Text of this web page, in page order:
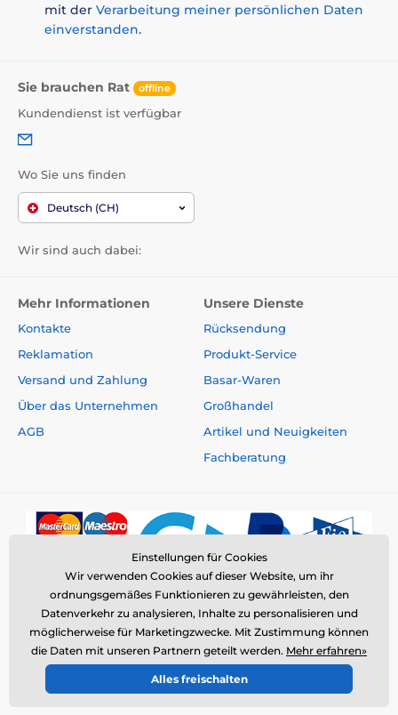
mit der Verarbeitung meiner persönlichen Daten
einverstanden.
Sie brauchen Rat offline
Kundendienst ist verfügbar
Wo Sie uns finden
Deutsch (CH)
Wir sind auch dabei:
Mehr Informationen
Kontakte
Reklamation
Versand und Zahlung
Über das Unternehmen
AGB
Unsere Dienste
Rücksendung
Produkt-Service
Basar-Waren
Großhandel
Artikel und Neuigkeiten
Fachberatung
© 2026 www.elektro-halsbander.ch ⦁ E-Shop erstellt von
SIMPLIA.cz
Einstellungen für Cookies
Wir verwenden Cookies auf dieser Website, um ihr
ordnungsgemäßes Funktionieren zu gewährleisten, den
Datenverkehr zu analysieren, Inhalte zu personalisieren und
möglicherweise für Marketingzwecke. Mit Zustimmung können
die Daten mit unseren Partnern geteilt werden. Mehr erfahren»
Alles freischalten